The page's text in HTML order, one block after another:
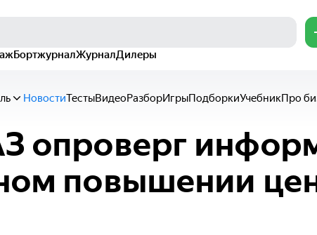
БортжурналЖурналДилеры
НовостиТестыВидеоРазборИгрыПодборкиУчебникПро
опроверг
повышении